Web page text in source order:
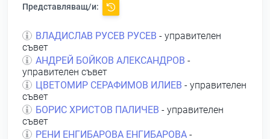
Представляващ/и:
ВЛАДИСЛАВ РУСЕВ РУСЕВ - управителен
съвет
АНДРЕЙ БОЙКОВ АЛЕКСАНДРОВ -
управителен съвет
ЦВЕТОМИР СЕРАФИМОВ ИЛИЕВ - управителен
съвет
БОРИС ХРИСТОВ ПАЛИЧЕВ - управителен
съвет
РЕНИ ЕНГИБАРОВА ЕНГИБАРОВА -